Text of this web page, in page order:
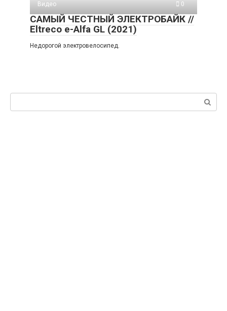
Видео
0
САМЫЙ ЧЕСТНЫЙ ЭЛЕКТРОБАЙК //
Eltreco e-Alfa GL (2021)
Недорогой электровелосипед.